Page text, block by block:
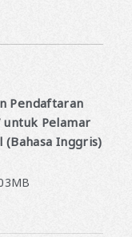
Pendaftaran
untuk Pelamar
Inggris)